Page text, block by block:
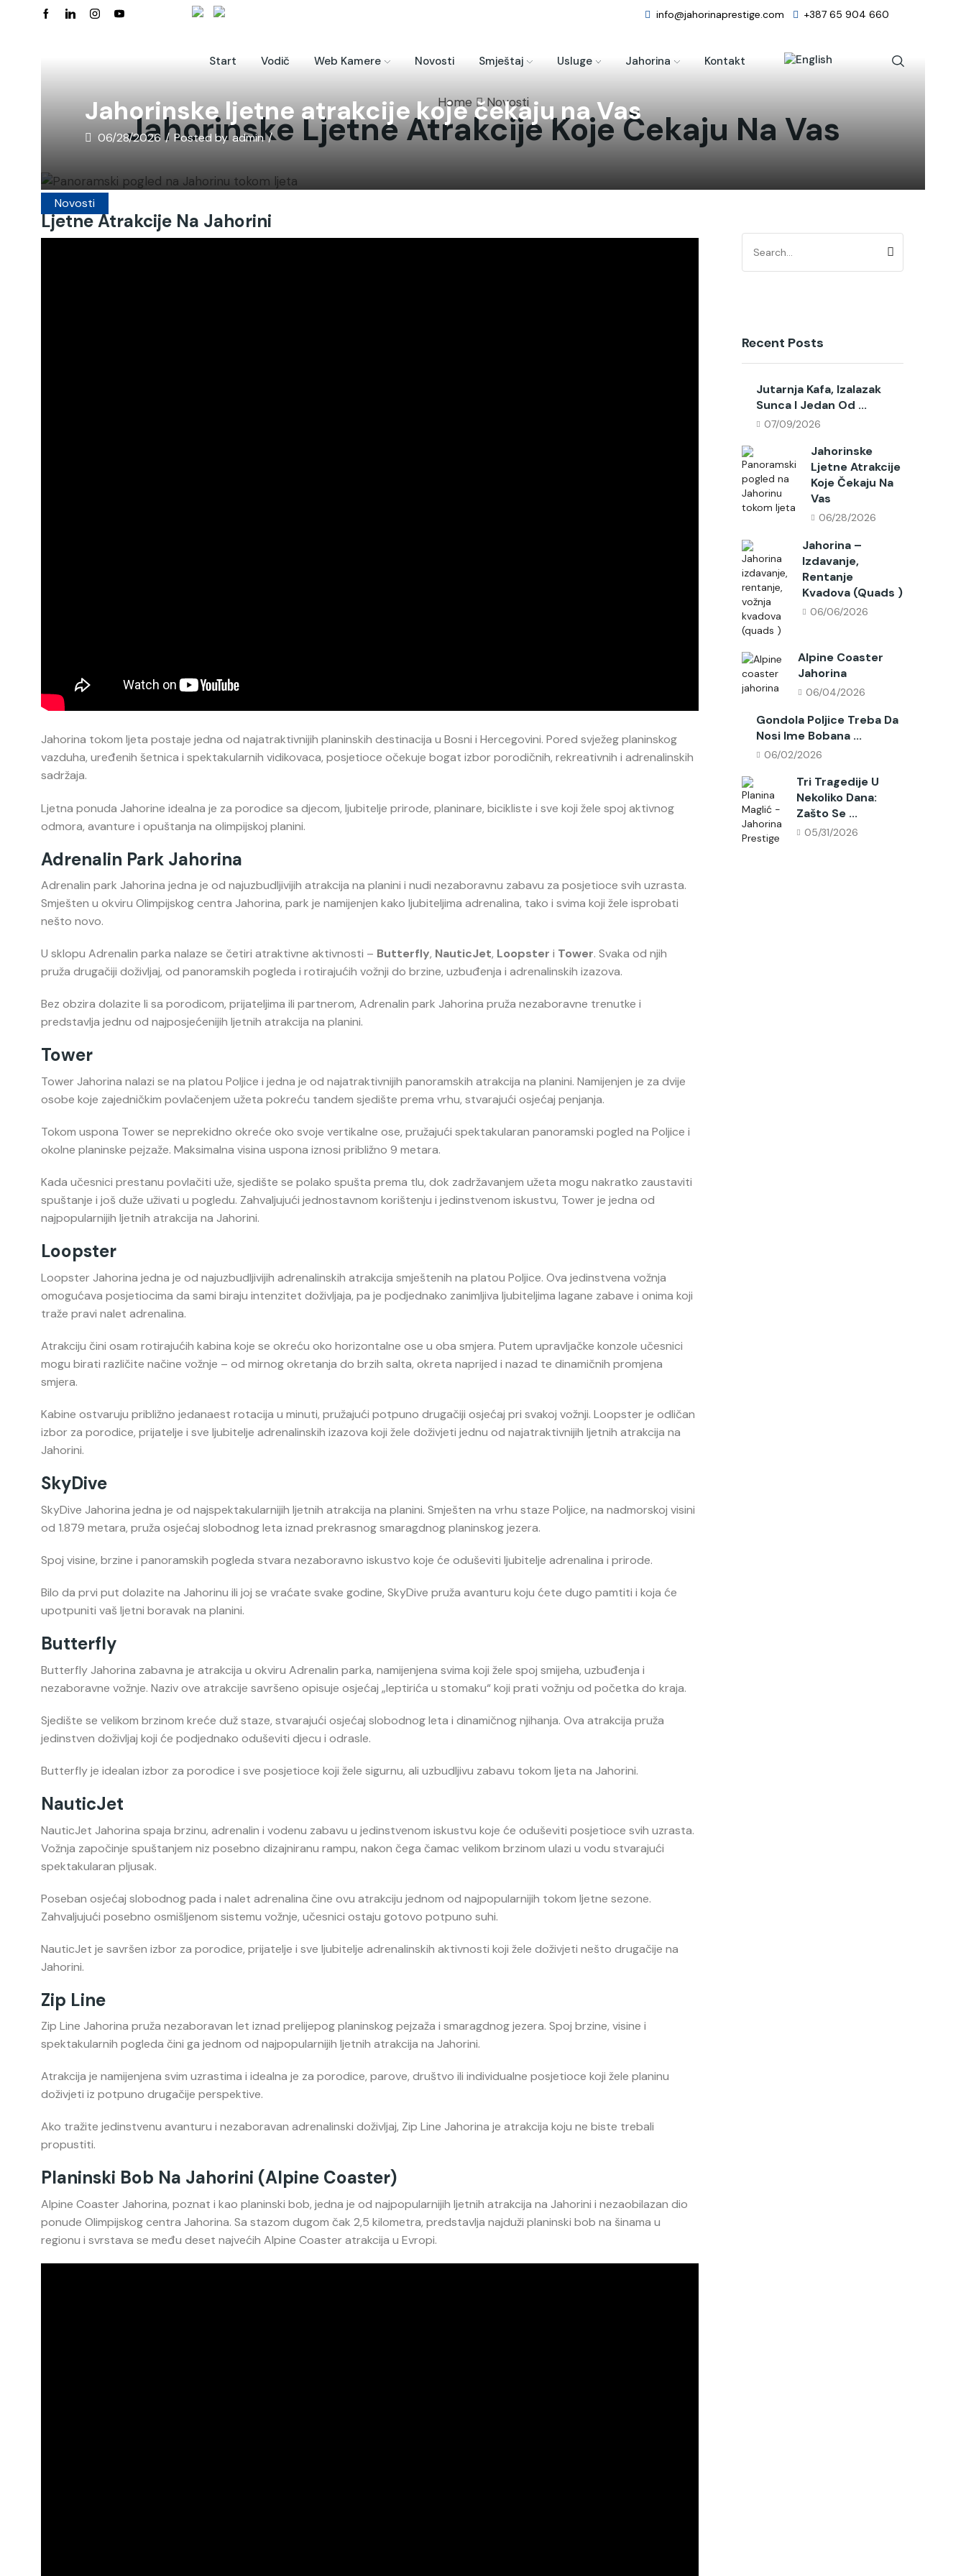
info@jahorinaprestige.com +387 65 904 660
Start Vodič Web Kamere Novosti Smještaj Usluge Jahorina Kontakt
Home Novosti
Jahorinske Ljetne Atrakcije Koje Čekaju Na Vas
Novosti
Jahorinske ljetne atrakcije koje čekaju na Vas
06/28/2026 / Posted by admin /
Ljetne Atrakcije Na Jahorini
Jahorina tokom ljeta postaje jedna od najatraktivnijih planinskih destinacija u Bosni i Hercegovini. Pored svježeg planinskog
vazduha, uređenih šetnica i spektakularnih vidikovaca, posjetioce očekuje bogat izbor porodičnih, rekreativnih i adrenalinskih
sadržaja.
Ljetna ponuda Jahorine idealna je za porodice sa djecom, ljubitelje prirode, planinare, bicikliste i sve koji žele spoj aktivnog
odmora, avanture i opuštanja na olimpijskoj planini.
Adrenalin Park Jahorina
Adrenalin park Jahorina jedna je od najuzbudljivijih atrakcija na planini i nudi nezaboravnu zabavu za posjetioce svih uzrasta.
Smješten u okviru Olimpijskog centra Jahorina, park je namijenjen kako ljubiteljima adrenalina, tako i svima koji žele isprobati
nešto novo.
U sklopu Adrenalin parka nalaze se četiri atraktivne aktivnosti – Butterfly, NauticJet, Loopster i Tower. Svaka od njih
pruža drugačiji doživljaj, od panoramskih pogleda i rotirajućih vožnji do brzine, uzbuđenja i adrenalinskih izazova.
Bez obzira dolazite li sa porodicom, prijateljima ili partnerom, Adrenalin park Jahorina pruža nezaboravne trenutke i
predstavlja jednu od najposjećenijih ljetnih atrakcija na planini.
Tower
Tower Jahorina nalazi se na platou Poljice i jedna je od najatraktivnijih panoramskih atrakcija na planini. Namijenjen je za dvije
osobe koje zajedničkim povlačenjem užeta pokreću tandem sjedište prema vrhu, stvarajući osjećaj penjanja.
Tokom uspona Tower se neprekidno okreće oko svoje vertikalne ose, pružajući spektakularan panoramski pogled na Poljice i
okolne planinske pejzaže. Maksimalna visina uspona iznosi približno 9 metara.
Kada učesnici prestanu povlačiti uže, sjedište se polako spušta prema tlu, dok zadržavanjem užeta mogu nakratko zaustaviti
spuštanje i još duže uživati u pogledu. Zahvaljujući jednostavnom korištenju i jedinstvenom iskustvu, Tower je jedna od
najpopularnijih ljetnih atrakcija na Jahorini.
Loopster
Loopster Jahorina jedna je od najuzbudljivijih adrenalinskih atrakcija smještenih na platou Poljice. Ova jedinstvena vožnja
omogućava posjetiocima da sami biraju intenzitet doživljaja, pa je podjednako zanimljiva ljubiteljima lagane zabave i onima koji
traže pravi nalet adrenalina.
Atrakciju čini osam rotirajućih kabina koje se okreću oko horizontalne ose u oba smjera. Putem upravljačke konzole učesnici
mogu birati različite načine vožnje – od mirnog okretanja do brzih salta, okreta naprijed i nazad te dinamičnih promjena
smjera.
Kabine ostvaruju približno jedanaest rotacija u minuti, pružajući potpuno drugačiji osjećaj pri svakoj vožnji. Loopster je odličan
izbor za porodice, prijatelje i sve ljubitelje adrenalinskih izazova koji žele doživjeti jednu od najatraktivnijih ljetnih atrakcija na
Jahorini.
SkyDive
SkyDive Jahorina jedna je od najspektakularnijih ljetnih atrakcija na planini. Smješten na vrhu staze Poljice, na nadmorskoj visini
od 1.879 metara, pruža osjećaj slobodnog leta iznad prekrasnog smaragdnog planinskog jezera.
Spoj visine, brzine i panoramskih pogleda stvara nezaboravno iskustvo koje će oduševiti ljubitelje adrenalina i prirode.
Bilo da prvi put dolazite na Jahorinu ili joj se vraćate svake godine, SkyDive pruža avanturu koju ćete dugo pamtiti i koja će
upotpuniti vaš ljetni boravak na planini.
Butterfly
Butterfly Jahorina zabavna je atrakcija u okviru Adrenalin parka, namijenjena svima koji žele spoj smijeha, uzbuđenja i
nezaboravne vožnje. Naziv ove atrakcije savršeno opisuje osjećaj „leptirića u stomaku“ koji prati vožnju od početka do kraja.
Sjedište se velikom brzinom kreće duž staze, stvarajući osjećaj slobodnog leta i dinamičnog njihanja. Ova atrakcija pruža
jedinstven doživljaj koji će podjednako oduševiti djecu i odrasle.
Butterfly je idealan izbor za porodice i sve posjetioce koji žele sigurnu, ali uzbudljivu zabavu tokom ljeta na Jahorini.
NauticJet
NauticJet Jahorina spaja brzinu, adrenalin i vodenu zabavu u jedinstvenom iskustvu koje će oduševiti posjetioce svih uzrasta.
Vožnja započinje spuštanjem niz posebno dizajniranu rampu, nakon čega čamac velikom brzinom ulazi u vodu stvarajući
spektakularan pljusak.
Poseban osjećaj slobodnog pada i nalet adrenalina čine ovu atrakciju jednom od najpopularnijih tokom ljetne sezone.
Zahvaljujući posebno osmišljenom sistemu vožnje, učesnici ostaju gotovo potpuno suhi.
NauticJet je savršen izbor za porodice, prijatelje i sve ljubitelje adrenalinskih aktivnosti koji žele doživjeti nešto drugačije na
Jahorini.
Zip Line
Zip Line Jahorina pruža nezaboravan let iznad prelijepog planinskog pejzaža i smaragdnog jezera. Spoj brzine, visine i
spektakularnih pogleda čini ga jednom od najpopularnijih ljetnih atrakcija na Jahorini.
Atrakcija je namijenjena svim uzrastima i idealna je za porodice, parove, društvo ili individualne posjetioce koji žele planinu
doživjeti iz potpuno drugačije perspektive.
Ako tražite jedinstvenu avanturu i nezaboravan adrenalinski doživljaj, Zip Line Jahorina je atrakcija koju ne biste trebali
propustiti.
Planinski Bob Na Jahorini (Alpine Coaster)
Alpine Coaster Jahorina, poznat i kao planinski bob, jedna je od najpopularnijih ljetnih atrakcija na Jahorini i nezaobilazan dio
ponude Olimpijskog centra Jahorina. Sa stazom dugom čak 2,5 kilometra, predstavlja najduži planinski bob na šinama u
regionu i svrstava se među deset najvećih Alpine Coaster atrakcija u Evropi.
Recent Posts
Jutarnja Kafa, Izalazak
Sunca I Jedan Od ...
07/09/2026
Jahorinske
Ljetne Atrakcije
Koje Čekaju Na
Vas
06/28/2026
Jahorina –
Izdavanje,
Rentanje
Kvadova (quads )
06/06/2026
Alpine Coaster
Jahorina
06/04/2026
Gondola Poljice Treba Da
Nosi Ime Bobana ...
06/02/2026
Tri Tragedije U
Nekoliko Dana:
Zašto Se ...
05/31/2026